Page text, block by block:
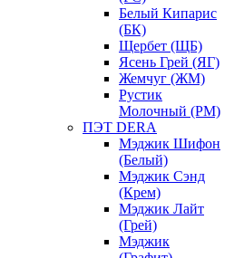
Белый Кипарис
(БК)
Щербет (ЩБ)
Ясень Грей (ЯГ)
Жемчуг (ЖМ)
Рустик
Молочный (РМ)
ПЭТ DERA
Мэджик Шифон
(Белый)
Мэджик Сэнд
(Крем)
Мэджик Лайт
(Грей)
Мэджик